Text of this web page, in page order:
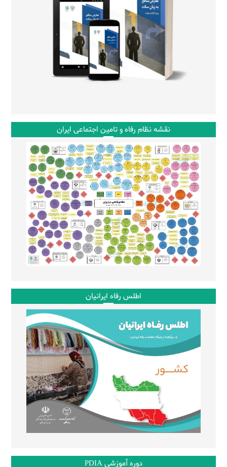
نقشه نظام رفاه و تامین اجتماعی ایران
اطلس رفاه ایرانیان
دوره آموزشی PDIA